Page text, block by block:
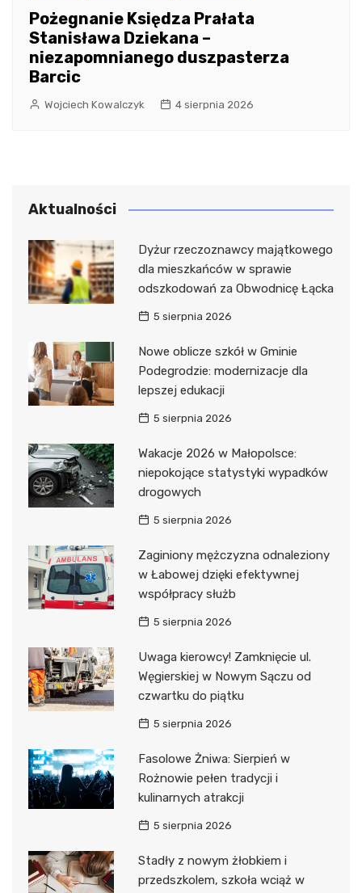
Pożegnanie Księdza Prałata
Stanisława Dziekana –
niezapomnianego duszpasterza
Barcic
Wojciech Kowalczyk 4 sierpnia 2026
Aktualności
Dyżur rzeczoznawcy majątkowego
dla mieszkańców w sprawie
odszkodowań za Obwodnicę Łącka
5 sierpnia 2026
Nowe oblicze szkół w Gminie
Podegrodzie: modernizacje dla
lepszej edukacji
5 sierpnia 2026
Wakacje 2026 w Małopolsce:
niepokojące statystyki wypadków
drogowych
5 sierpnia 2026
Zaginiony mężczyzna odnaleziony
w Łabowej dzięki efektywnej
współpracy służb
5 sierpnia 2026
Uwaga kierowcy! Zamknięcie ul.
Węgierskiej w Nowym Sączu od
czwartku do piątku
5 sierpnia 2026
Fasolowe Żniwa: Sierpień w
Rożnowie pełen tradycji i
kulinarnych atrakcji
5 sierpnia 2026
Stadły z nowym żłobkiem i
przedszkolem, szkoła wciąż w